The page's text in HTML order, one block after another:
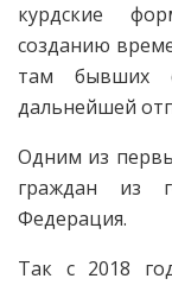
курдские
созданию
там бывших
дальнейшей
Одним из
граждан из
Федерация.
Так с 2018